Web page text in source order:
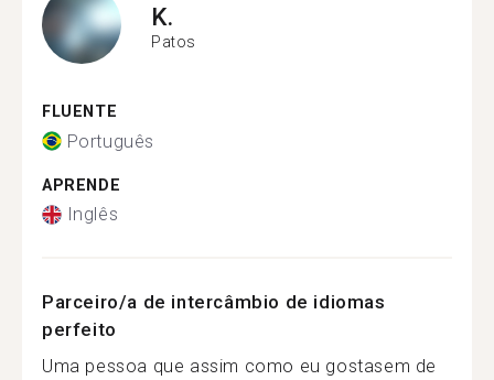
K.
Patos
FLUENTE
Português
APRENDE
Inglês
Parceiro/a de intercâmbio de idiomas
perfeito
Uma pessoa que assim como eu gostasem de